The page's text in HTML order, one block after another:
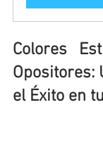
Colores
Opositores:
el Éxito en